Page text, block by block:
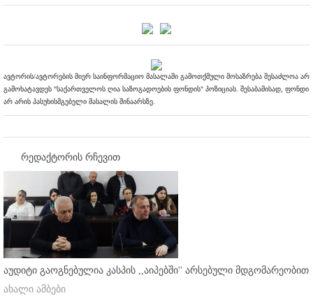
ავტორის/ავტორების მიერ საინფორმაციო მასალაში გამოთქმული მოსაზრება შესაძლოა არ
გამოხატავდეს "საქართველოს ღია საზოგადოების ფონდის" პოზიციას. შესაბამისად, ფონდი
არ არის პასუხისმგებელი მასალის შინაარსზე.
რედაქტორის რჩევით
აუდიტი გაოგნებულია კასპის ,,აიპებში'' არსებული მდგომარეობით
ახალი ამბები